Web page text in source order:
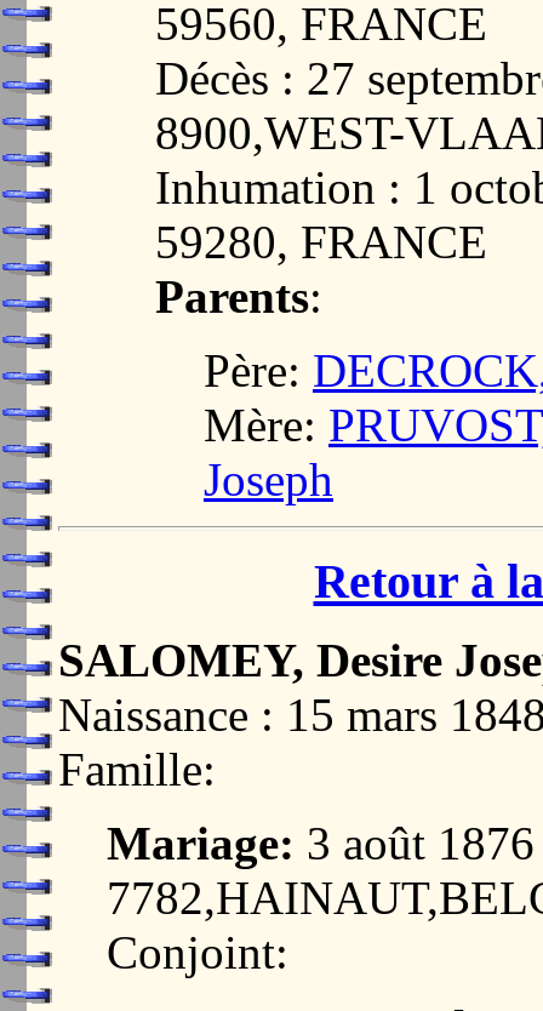
59560, FRANCE
Décès : 27
8900,WEST-
Inhumation : 1
59280, FRANCE
Parents:
Père:
Mère:
Joseph
Retour à
SALOMEY, Desire
Naissance : 15 mars
Famille:
Mariage: 3 août
Conjoint: